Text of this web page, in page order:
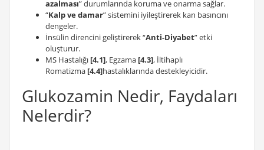
azalması” durumlarında koruma ve onarma sağlar.
“Kalp ve damar” sistemini iyileştirerek kan basıncını
dengeler.
İnsülin direncini geliştirerek “Anti-Diyabet” etki
oluşturur.
MS Hastalığı [4.1], Egzama [4.3], İltihaplı
Romatizma [4.4]hastalıklarında destekleyicidir.
Glukozamin Nedir, Faydaları
Nelerdir?